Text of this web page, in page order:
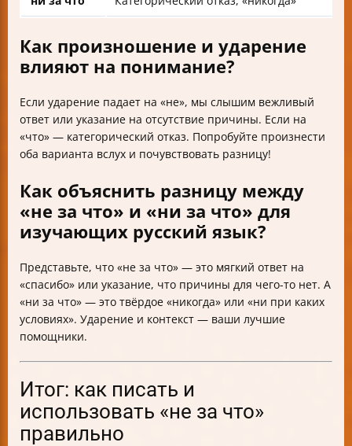
Как произношение и ударение
влияют на понимание?
Если ударение падает на «не», мы слышим вежливый
ответ или указание на отсутствие причины. Если на
«что» — категорический отказ. Попробуйте произнести
оба варианта вслух и почувствовать разницу!
Как объяснить разницу между
«не за что» и «ни за что» для
изучающих русский язык?
Представьте, что «не за что» — это мягкий ответ на
«спасибо» или указание, что причины для чего-то нет. А
«ни за что» — это твёрдое «никогда» или «ни при каких
условиях». Ударение и контекст — ваши лучшие
помощники.
Итог: как писать и
использовать «не за что»
правильно